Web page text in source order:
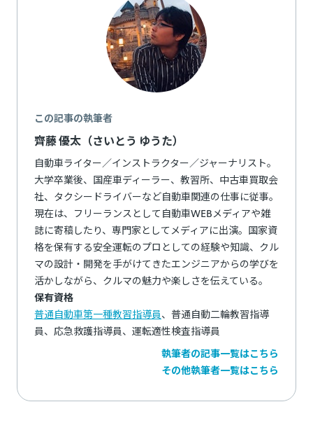
この記事の執筆者
齊藤 優太（さいとう ゆうた）
自動車ライター／インストラクター／ジャーナリスト。
大学卒業後、国産車ディーラー、教習所、中古車買取会
社、タクシードライバーなど自動車関連の仕事に従事。
現在は、フリーランスとして自動車WEBメディアや雑
誌に寄稿したり、専門家としてメディアに出演。国家資
格を保有する安全運転のプロとしての経験や知識、クル
マの設計・開発を手がけてきたエンジニアからの学びを
活かしながら、クルマの魅力や楽しさを伝えている。
保有資格
普通自動車第一種教習指導員、普通自動二輪教習指導
員、応急救護指導員、運転適性検査指導員
執筆者の記事一覧はこちら
その他執筆者一覧はこちら